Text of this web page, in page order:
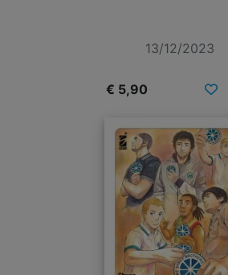
13/12/2023
€ 5,90